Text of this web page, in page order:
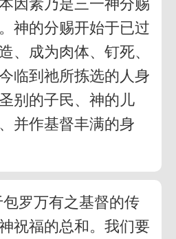
因素乃是三一神分赐
神的分赐开始于已过
、成为肉体、钉死、
临到祂所拣选的人身
别的子民、神的儿
并作基督丰满的身
罗万有之基督的传
祝福的总和。我们要